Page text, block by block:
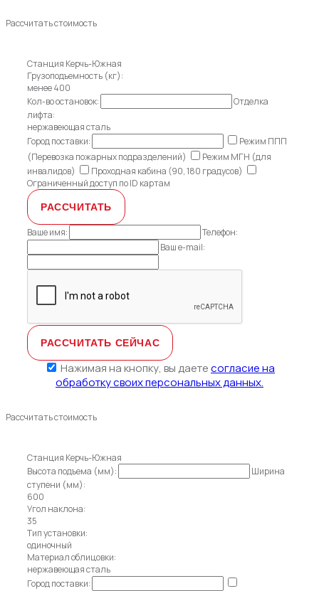
Рассчитать стоимость
Станция Керчь-Южная
Грузоподъемность (кг):
менее 400
Кол-во остановок:
Отделка
лифта:
нержавеющая сталь
Город поставки:
Режим ППП
(Перевозка пожарных подразделений)
Режим МГН (для
инвалидов)
Проходная кабина (90, 180 градусов)
Ограниченный доступ по ID картам
Ваше имя:
Телефон:
Ваш e-mail:
Нажимая на кнопку, вы даетесогласие на
обработку своих персональных данных.
Рассчитать стоимость
Станция Керчь-Южная
Высота подъема (мм):
Ширина
ступени (мм):
600
Угол наклона:
35
Тип установки:
одиночный
Материал облицовки:
нержавеющая сталь
Город поставки: